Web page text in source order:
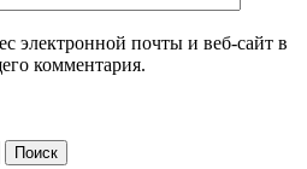
электронной почты и веб-сайт в
комментария.